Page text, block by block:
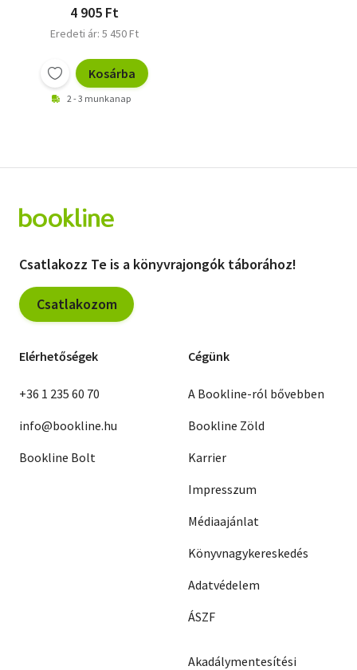
4 905 Ft
Eredeti ár: 5 450 Ft
Kosárba
2 - 3 munkanap
Csatlakozz Te is a könyvrajongók táborához!
Csatlakozom
Elérhetőségek
+36 1 235 60 70
info@bookline.hu
Bookline Bolt
Cégünk
A Bookline-ról bővebben
Bookline Zöld
Karrier
Impresszum
Médiaajánlat
Könyvnagykereskedés
Adatvédelem
ÁSZF
Akadálymentesítési